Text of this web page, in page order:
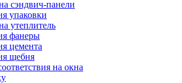
сэндвич-панели
упаковки
утеплитель
фанеры
цемента
щебня
на окна